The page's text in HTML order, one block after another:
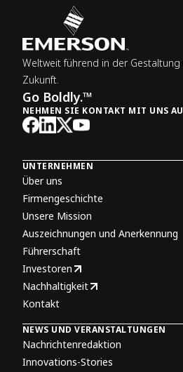
Weltweit führend in der
Zukunft.
Go Boldly.™
NEHMEN SIE KONTAKT MIT UNS
UNTERNEHMEN
Über uns
Firmengeschichte
Unsere Mission
Auszeichnungen und Anerkennung
Führerschaft
Investoren
Nachhaltigkeit
Kontakt
NEWS UND VERANSTALTUNGEN
Nachrichtenredaktion
Innovations-Stories